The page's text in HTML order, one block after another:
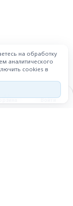
Войти
на обработку
аналитического
cookies в